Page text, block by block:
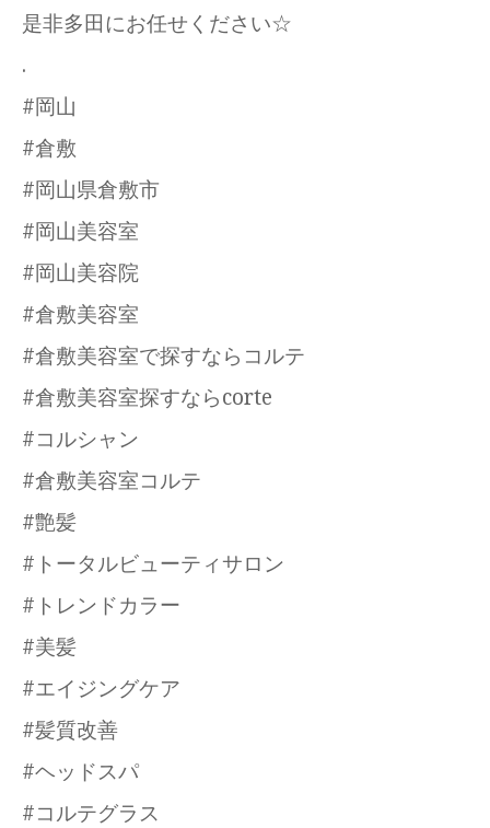
是非多田にお任せください☆
.
#岡山
#倉敷
#岡山県倉敷市
#岡山美容室
#岡山美容院
#倉敷美容室
#倉敷美容室で探すならコルテ
#倉敷美容室探すならcorte
#コルシャン
#倉敷美容室コルテ
#艶髪
#トータルビューティサロン
#トレンドカラー
#美髪
#エイジングケア
#髪質改善
#ヘッドスパ
#コルテグラス